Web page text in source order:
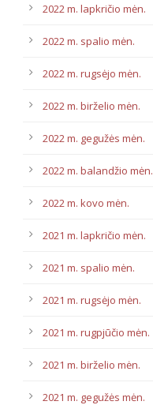
2022 m. lapkričio mėn.
2022 m. spalio mėn.
2022 m. rugsėjo mėn.
2022 m. birželio mėn.
2022 m. gegužės mėn.
2022 m. balandžio mėn.
2022 m. kovo mėn.
2021 m. lapkričio mėn.
2021 m. spalio mėn.
2021 m. rugsėjo mėn.
2021 m. rugpjūčio mėn.
2021 m. birželio mėn.
2021 m. gegužės mėn.